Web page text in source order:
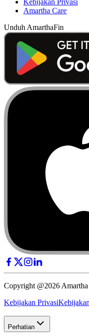
Amartha Care
Unduh AmarthaFin
Copyright @2026
Kebijakan Privasi
Perhatian